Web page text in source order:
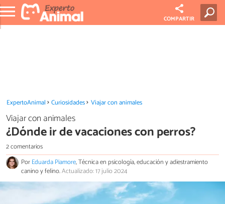
COMPARTIR
ExpertoAnimal Curiosidades Viajar con animales
Viajar con animales
¿Dónde ir de vacaciones con perros?
2 comentarios
PorEduarda Piamore, Técnica en psicología, educación y adiestramiento
canino y felino.Actualizado: 17 julio 2024